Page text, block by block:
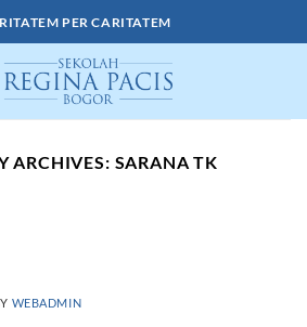
PER CARITATEM
ARCHIVES: SARANA TK
WEBADMIN